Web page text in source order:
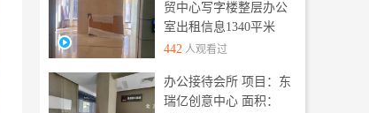
贸中心写字楼整层办公
室出租信息1340平米
442 人观看过
办公接待会所 项目：东
瑞亿创意中心 面积：